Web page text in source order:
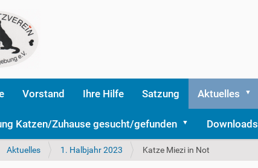
Vorstand Ihre Hilfe Satzung Aktuelles
Katzen/Zuhause gesucht/gefunden Downloads
Aktuelles 1. Halbjahr 2023 Katze Miezi in Not